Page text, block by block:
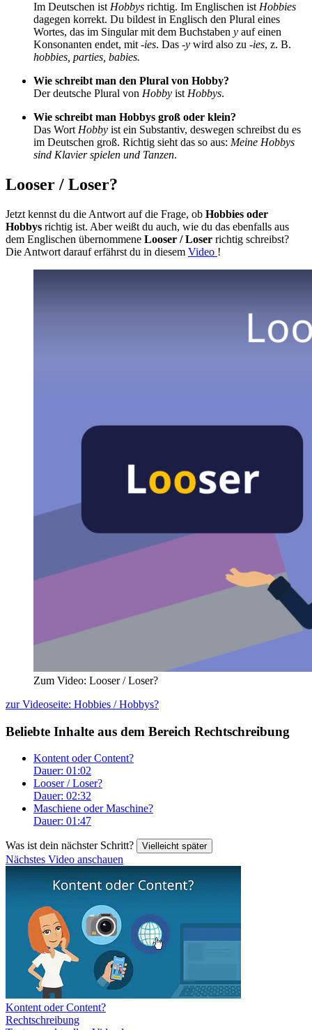
Im Deutschen ist Hobbys richtig. Im Englischen ist Hobbies
dagegen korrekt. Du bildest in Englisch den Plural eines
Wortes, das im Singular mit dem Buchstaben y auf einen
Konsonanten endet, mit -ies. Das -y wird also zu -ies, z. B.
hobbies, parties, babies.
Wie schreibt man den Plural von Hobby?
Der deutsche Plural von Hobby ist Hobbys.
Wie schreibt man Hobbys groß oder klein?
Das Wort Hobby ist ein Substantiv, deswegen schreibst du es
im Deutschen groß. Richtig sieht das so aus: Meine Hobbys
sind Klavier spielen und Tanzen.
Looser / Loser?
Jetzt kennst du die Antwort auf die Frage, ob Hobbies oder
Hobbys richtig ist. Aber weißt du auch, wie du das ebenfalls aus
dem Englischen übernommene Looser / Loser richtig schreibst?
Die Antwort darauf erfährst du in diesem Video !
Zum Video: Looser / Loser?
zur Videoseite: Hobbies / Hobbys?
Beliebte Inhalte aus dem Bereich Rechtschreibung
Kontent oder Content?
Dauer: 01:02
Looser / Loser?
Dauer: 02:32
Maschiene oder Maschine?
Dauer: 01:47
Was ist dein nächster Schritt? Vielleicht später
Nächstes Video anschauen
Kontent oder Content?
Rechtschreibung